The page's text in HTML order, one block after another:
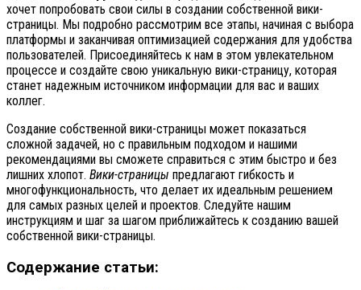
хочет попробовать свои силы в создании собственной вики-
страницы. Мы подробно рассмотрим все этапы, начиная с выбора
платформы и заканчивая оптимизацией содержания для удобства
пользователей. Присоединяйтесь к нам в этом увлекательном
процессе и создайте свою уникальную вики-страницу, которая
станет надежным источником информации для вас и ваших
коллег.
Создание собственной вики-страницы может показаться
сложной задачей, но с правильным подходом и нашими
рекомендациями вы сможете справиться с этим быстро и без
лишних хлопот. Вики-страницы предлагают гибкость и
многофункциональность, что делает их идеальным решением
для самых разных целей и проектов. Следуйте нашим
инструкциям и шаг за шагом приближайтесь к созданию вашей
собственной вики-страницы.
Содержание статьи: